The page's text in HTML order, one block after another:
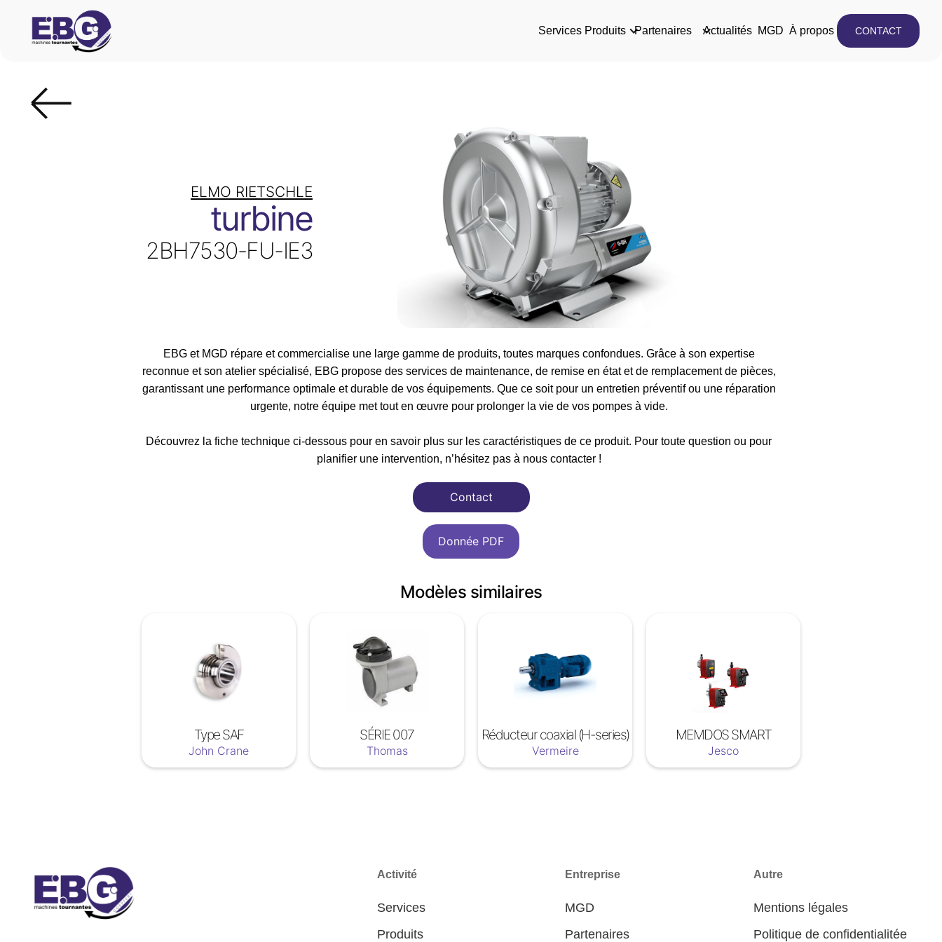
Services Produits Partenaires Actualités MGD À propos CONTACT
ELMO RIETSCHLE
turbine
2BH7530-FU-IE3
EBG et MGD répare et commercialise une large gamme de produits, toutes marques confondues. Grâce à son expertise
reconnue et son atelier spécialisé, EBG propose des services de maintenance, de remise en état et de remplacement de pièces,
garantissant une performance optimale et durable de vos équipements. Que ce soit pour un entretien préventif ou une réparation
urgente, notre équipe met tout en œuvre pour prolonger la vie de vos pompes à vide.
Découvrez la fiche technique ci-dessous pour en savoir plus sur les caractéristiques de ce produit. Pour toute question ou pour
planifier une intervention, n’hésitez pas à nous contacter !
Contact
Donnée PDF
Modèles similaires
Type SAF
John Crane
SÉRIE 007
Thomas
Réducteur coaxial (H-series)
Vermeire
MEMDOS SMART
Jesco
Activité
Services
Produits
Entreprise
MGD
Partenaires
Autre
Mentions légales
Politique de confidentialitée